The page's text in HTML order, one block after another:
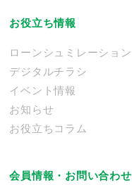
お役立ち情報
ローンシュミレーション
デジタルチラシ
イベント情報
お知らせ
お役立ちコラム
会員情報・お問い合わせ